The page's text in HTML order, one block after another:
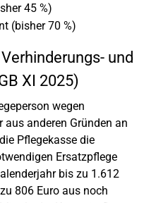
45 %)
(bisher 70 %)
und
XI 2025)
wegen
anderen Gründen an
Pflegekasse die
Ersatzpflege
bis zu 1.612
806 Euro aus noch